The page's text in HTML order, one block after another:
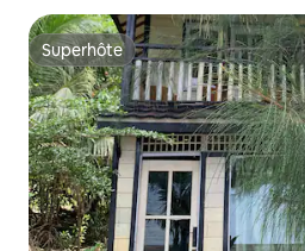
Superhôte
Superhôte